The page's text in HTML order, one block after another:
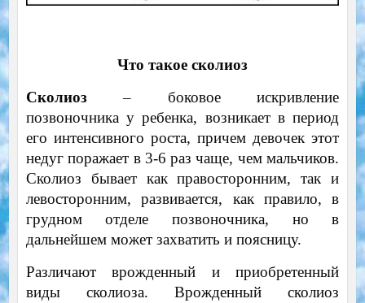
Что такое сколиоз
Сколиоз– боковое искривление
позвоночника у ребенка, возникает в период
его интенсивного роста, причем девочек этот
недуг поражает в 3-6 раз чаще, чем мальчиков.
Сколиоз бывает как правосторонним, так и
левосторонним, развивается, как правило, в
грудном отделе позвоночника, но в
дальнейшем может захватить и поясницу.
Различают врожденный и приобретенный
виды сколиоза. Врожденный сколиоз